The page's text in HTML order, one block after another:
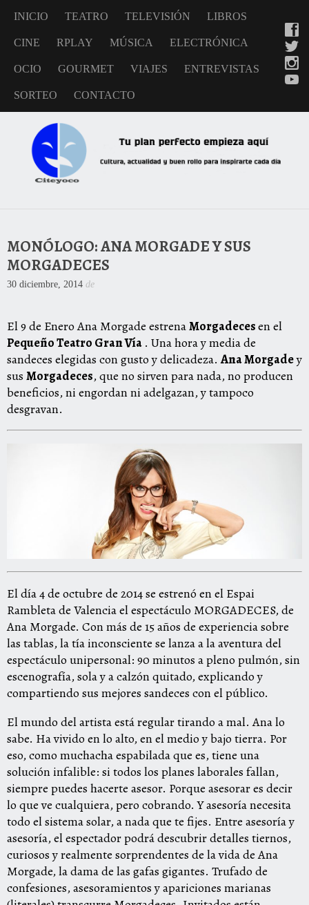
INICIO TEATRO TELEVISIÓN LIBROS
CINE RPLAY MÚSICA ELECTRÓNICA
OCIO GOURMET VIAJES ENTREVISTAS
SORTEO CONTACTO
MONÓLOGO: ANA MORGADE Y SUS
MORGADECES
30 diciembre, 2014 de
El 9 de Enero Ana Morgade estrenaMorgadecesen el
Pequeño Teatro Gran Vía . Una hora y media de
sandeces elegidas con gusto y delicadeza.Ana Morgadey
sus Morgadeces, que no sirven para nada, no producen
beneficios, ni engordan ni adelgazan, y tampoco
desgravan.
El día 4 de octubre de 2014 se estrenó en el Espai
Rambleta de Valencia el espectáculo MORGADECES, de
Ana Morgade. Con más de 15 años de experiencia sobre
las tablas, la tía inconsciente se lanza a la aventura del
espectáculo unipersonal: 90 minutos a pleno pulmón, sin
escenografía, sola y a calzón quitado, explicando y
compartiendo sus mejores sandeces con el público.
El mundo del artista está regular tirando a mal. Ana lo
sabe. Ha vivido en lo alto, en el medio y bajo tierra. Por
eso, como muchacha espabilada que es, tiene una
solución infalible: si todos los planes laborales fallan,
siempre puedes hacerte asesor. Porque asesorar es decir
lo que ve cualquiera, pero cobrando. Y asesoría necesita
todo el sistema solar, a nada que te fijes. Entre asesoría y
asesoría, el espectador podrá descubrir detalles tiernos,
curiosos y realmente sorprendentes de la vida de Ana
Morgade, la dama de las gafas gigantes. Trufado de
confesiones, asesoramientos y apariciones marianas